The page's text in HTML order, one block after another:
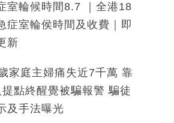
室輪候時間8.7 ｜全港18
症室輪侯時間及收費｜即
新
家庭主婦痛失近7千萬 靠
提點終醒覺被騙報警 騙徒
及手法曝光